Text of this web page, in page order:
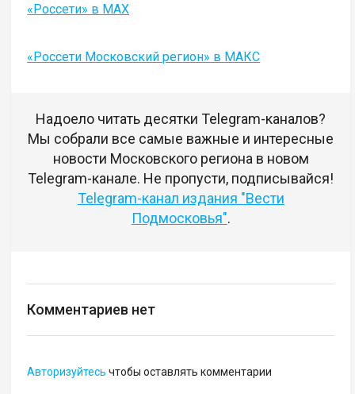
«Россети» в MAX
«Россети Московский регион» в МАКС
Надоело читать десятки Telegram-каналов?
Мы собрали все самые важные и интересные
новости Московского региона в новом
Telegram-канале. Не пропусти, подписывайся!
Telegram-канал издания "Вести
Подмосковья".
Комментариев нет
Авторизуйтесь чтобы оставлять комментарии